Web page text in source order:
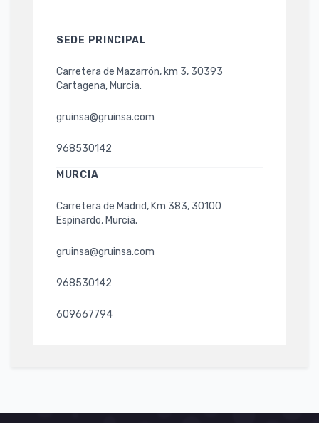
SEDE PRINCIPAL
Carretera de Mazarrón, km 3, 30393
Cartagena, Murcia.
gruinsa@gruinsa.com
968530142
MURCIA
Carretera de Madrid, Km 383, 30100
Espinardo, Murcia.
gruinsa@gruinsa.com
968530142
609667794